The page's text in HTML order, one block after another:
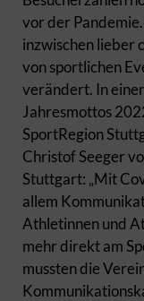
vor der
inzwischen lieber
von sportlichen
verändert. In
Jahresmottos
SportRegion
Christof Seeger
Stuttgart: „Mit
allem
Athletinnen und
mehr direkt am
mussten die